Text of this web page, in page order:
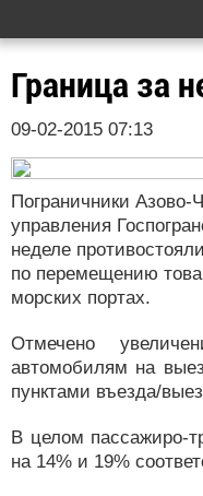
Граница за
09-02-2015 07:13
Пограничники Азово-
управления
неделе
по перемещению
морских портах.
Отмечено
автомобилям на
пунктами въезда/
В целом пассажиро-
на 14% и 19%